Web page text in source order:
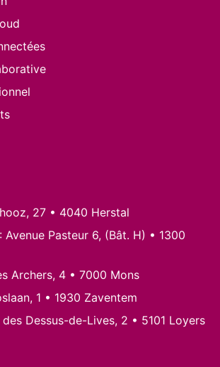
27 • 4040 Herstal
: Avenue Pasteur 6, (Bât. H) • 1300
Archers, 4 • 7000 Mons
1 • 1930 Zaventem
des Dessus-de-Lives, 2 • 5101 Loyers